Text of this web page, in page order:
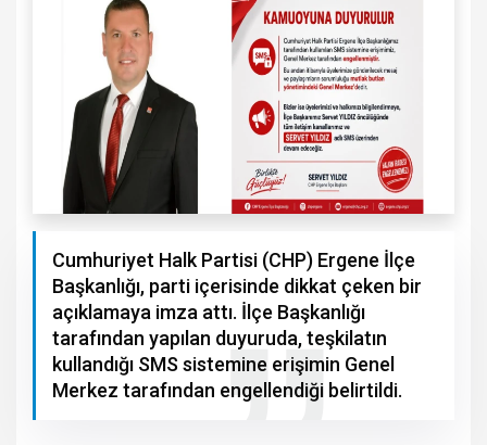
Cumhuriyet Halk Partisi (CHP) Ergene İlçe
Başkanlığı, parti içerisinde dikkat çeken bir
açıklamaya imza attı. İlçe Başkanlığı
tarafından yapılan duyuruda, teşkilatın
kullandığı SMS sistemine erişimin Genel
Merkez tarafından engellendiği belirtildi.